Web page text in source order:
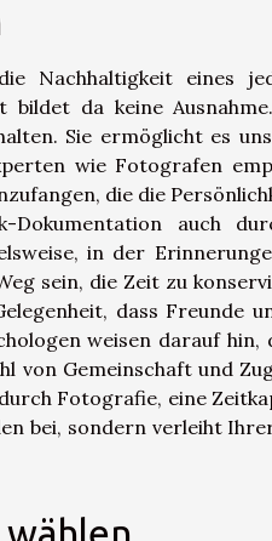
Nachhaltigkeit eines
da keine
Sie ermöglicht es
wie Fotografen
die die
Dokumentation auch
in der
sein, die Zeit zu
dass Freunde
weisen darauf
von Gemeinschaft und
Fotografie, eine
bei, sondern verleiht